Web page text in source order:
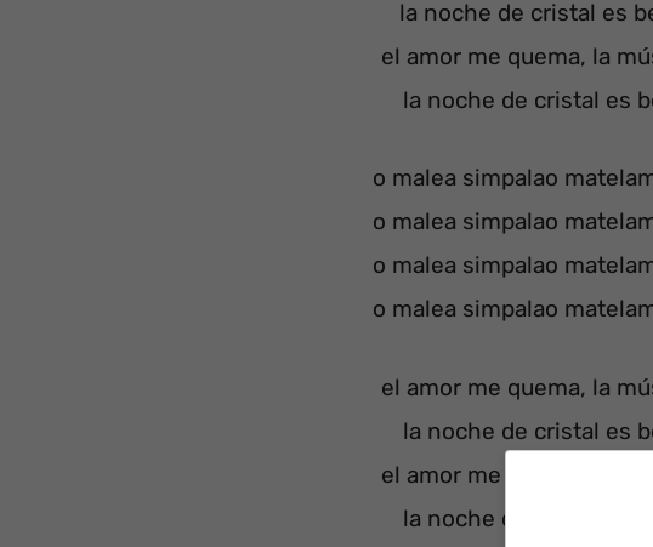
la noche de cristal es
el amor me quema, la
la noche de cristal es
o malea simpalao
o malea simpalao
o malea simpalao
o malea simpalao
el amor me quema, la
la noche de cristal es
el amor me quema, la
la noche de cristal es